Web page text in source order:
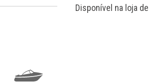
Disponível na loja